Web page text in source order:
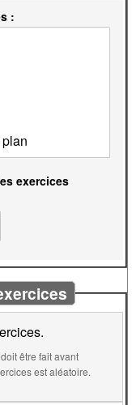
:
exercices
être fait avant
est aléatoire.